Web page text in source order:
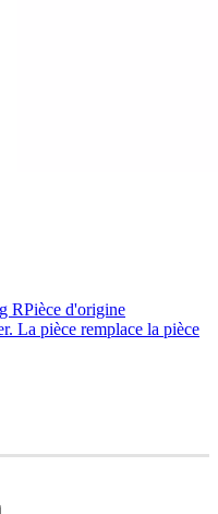
RPièce d'origine
La pièce remplace la pièce